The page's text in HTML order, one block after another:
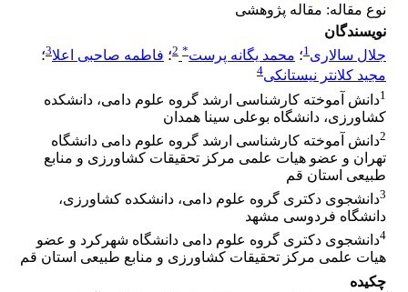
نوع مقاله: مقاله پژوهشی
نویسندگان
جلال سالاری1؛ محمد یگانه پرست*
2؛ فاطمه صاحبی اعلا3؛
مجید کلانتر نیستانکی4
1دانش آموخته کارشناسی ارشد گروه علوم دامی، دانشکده
کشاورزی، دانشگاه بوعلی سینا همدان
2دانش آموخته کارشناسی ارشد گروه علوم دامی دانشگاه
تهران و عضو هیات علمی مرکز تحقیقات کشاورزی و منابع
طبیعی استان قم
3دانشجوی دکتری گروه علوم دامی، دانشکده کشاورزی،
دانشگاه فردوسی مشهد
4دانشجوی دکتری گروه علوم دامی دانشگاه شهرکرد و عضو
هیات علمی مرکز تحقیقات کشاورزی و منابع طبیعی استان قم
چکیده